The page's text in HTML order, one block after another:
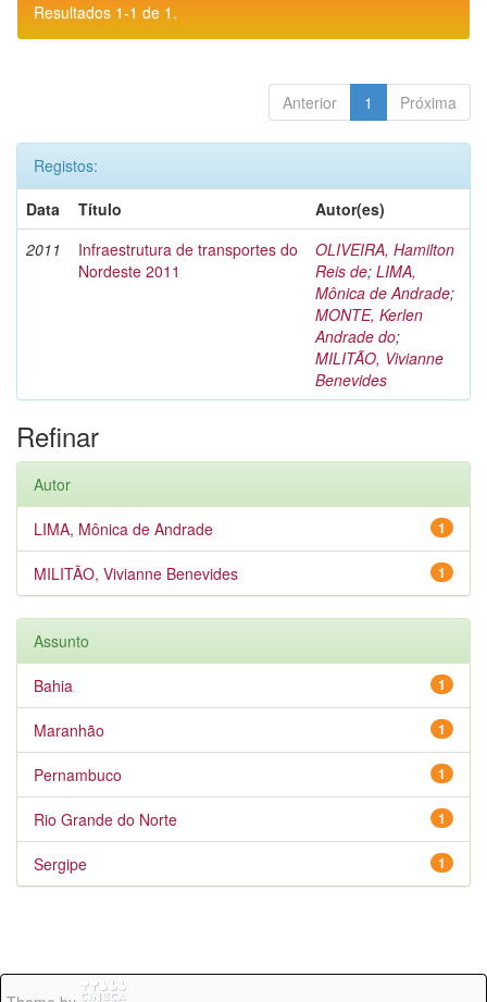
Resultados 1-1 de 1.
Anterior 1 Próxima
Registos:
Data
Título
Autor(es)
2011
Infraestrutura de transportes do
Nordeste 2011
OLIVEIRA, Hamilton
Reis de; LIMA,
Mônica de Andrade;
MONTE, Kerlen
Andrade do;
MILITÃO, Vivianne
Benevides
Refinar
Autor
1
LIMA, Mônica de Andrade
1
MILITÃO, Vivianne Benevides
Assunto
1
Bahia
1
Maranhão
1
Pernambuco
1
Rio Grande do Norte
1
Sergipe